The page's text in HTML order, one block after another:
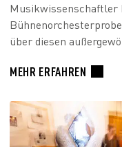
Musikwissenschaftler
über diesen
MEHR ERFAHREN